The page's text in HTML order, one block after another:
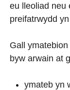
eu lleoliad neu
preifatrwydd
Gall
byw arwain at
ymateb yn